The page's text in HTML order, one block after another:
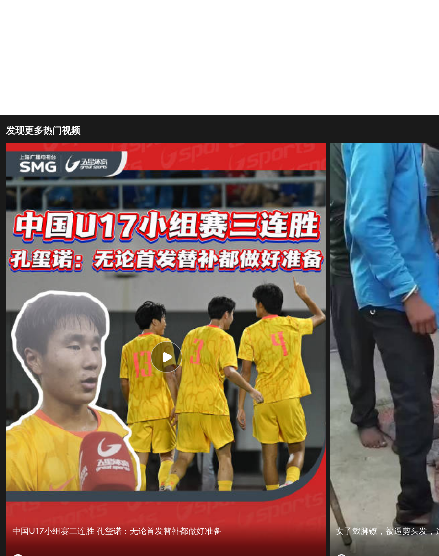
发现更多热门视频
中国U17小组赛三连胜 孔玺诺：无论首发替补都做好准备 女子戴脚镣，被逼剪头发